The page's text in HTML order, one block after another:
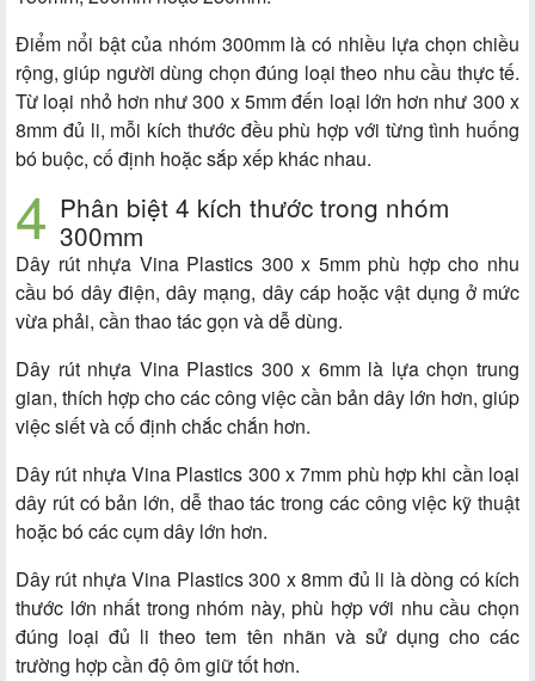
Điểm nổi bật của nhóm 300mm là có nhiều lựa chọn chiều
rộng, giúp người dùng chọn đúng loại theo nhu cầu thực tế.
Từ loại nhỏ hơn như 300 x 5mm đến loại lớn hơn như 300 x
8mm đủ li, mỗi kích thước đều phù hợp với từng tình huống
bó buộc, cố định hoặc sắp xếp khác nhau.
Phân biệt 4 kích thước trong nhóm
300mm
Dây rút nhựa Vina Plastics 300 x 5mm phù hợp cho nhu
cầu bó dây điện, dây mạng, dây cáp hoặc vật dụng ở mức
vừa phải, cần thao tác gọn và dễ dùng.
Dây rút nhựa Vina Plastics 300 x 6mm là lựa chọn trung
gian, thích hợp cho các công việc cần bản dây lớn hơn, giúp
việc siết và cố định chắc chắn hơn.
Dây rút nhựa Vina Plastics 300 x 7mm phù hợp khi cần loại
dây rút có bản lớn, dễ thao tác trong các công việc kỹ thuật
hoặc bó các cụm dây lớn hơn.
Dây rút nhựa Vina Plastics 300 x 8mm đủ li là dòng có kích
thước lớn nhất trong nhóm này, phù hợp với nhu cầu chọn
đúng loại đủ li theo tem tên nhãn và sử dụng cho các
trường hợp cần độ ôm giữ tốt hơn.